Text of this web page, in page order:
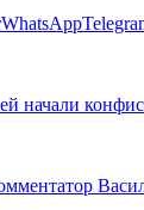
WhatsApp
начали